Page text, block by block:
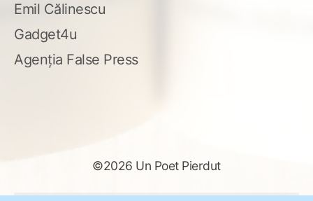
Emil Călinescu
Gadget4u
Agenția False Press
©2026 Un Poet Pierdut